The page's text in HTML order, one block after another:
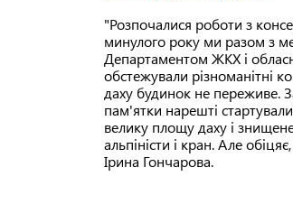
"Розпочалися роботи з
минулого року ми разом з
Департаментом ЖКХ і
обстежували різноманітні
даху будинок не переживе.
пам'ятки нарешті
велику площу даху і
альпіністи і кран. Але
Ірина Гончарова.